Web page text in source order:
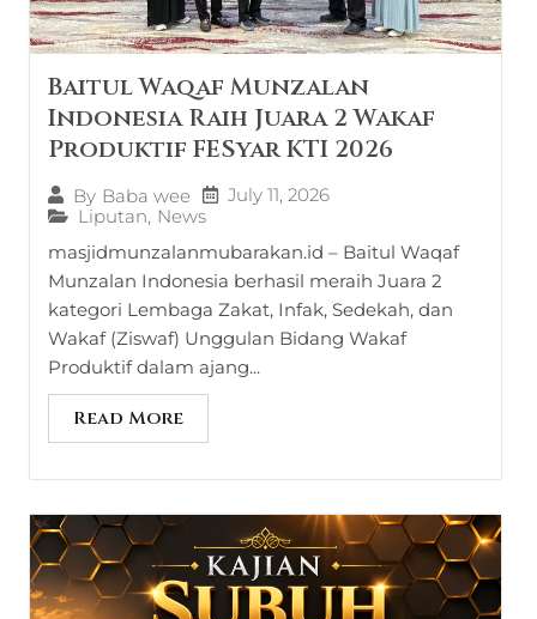
Baitul Waqaf Munzalan
Indonesia Raih Juara 2 Wakaf
Produktif FESyar KTI 2026
By Baba wee
July 11, 2026
Liputan, News
masjidmunzalanmubarakan.id – Baitul Waqaf
Munzalan Indonesia berhasil meraih Juara 2
kategori Lembaga Zakat, Infak, Sedekah, dan
Wakaf (Ziswaf) Unggulan Bidang Wakaf
Produktif dalam ajang...
Read More